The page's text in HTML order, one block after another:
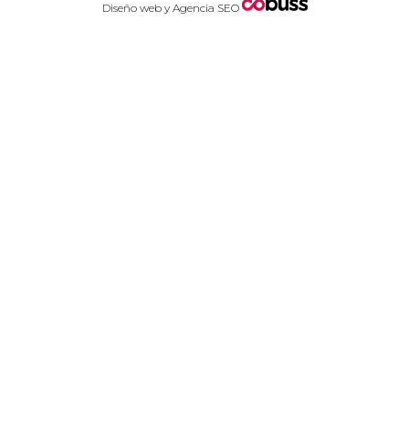
Diseño web y Agencia SEO